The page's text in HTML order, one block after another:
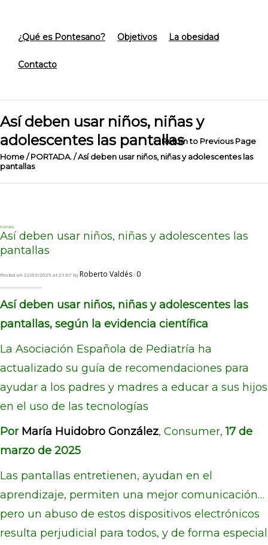
¿Qué es Pontesano? Objetivos La obesidad
Contacto
Así deben usar niños, niñas y
adolescentes las pantallas
Home/ PORTADA./Así deben usar niños, niñas y adolescentes las
pantallas
Return to Previous Page
PORTADA.
Así deben usar niños, niñas y adolescentes las
pantallas
Posted on 22/03/2025 at 21:07 byRoberto Valdés/ 0
Así deben usar niños, niñas y adolescentes las
pantallas, según la evidencia científica
La Asociación Española de Pediatría ha
actualizado su guía de recomendaciones para
ayudar a los padres y madres a educar a sus hijos
en el uso de las tecnologías
Por María Huidobro González, Consumer, 17 de
marzo de 2025
Las pantallas entretienen, ayudan en el
aprendizaje, permiten una mejor comunicación…
pero un abuso de estos dispositivos electrónicos
resulta perjudicial para todos, y de forma especial